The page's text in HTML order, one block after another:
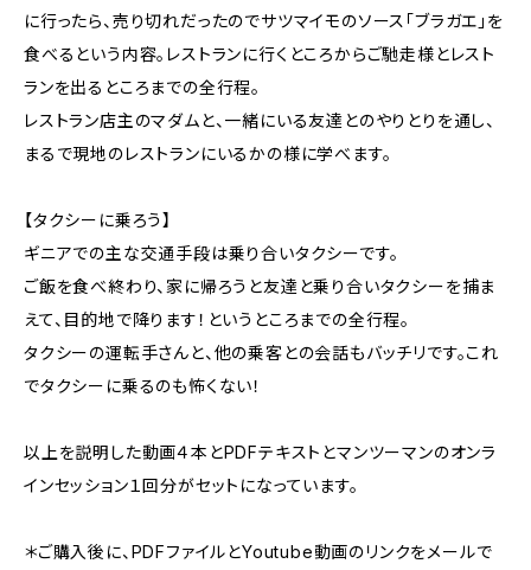
に行ったら、売り切れだったのでサツマイモのソース「ブラガエ」を
食べるという内容。レストランに行くところからご馳走様とレスト
ランを出るところまでの全行程。
レストラン店主のマダムと、一緒にいる友達とのやりとりを通し、
まるで現地のレストランにいるかの様に学べます。
【タクシーに乗ろう】
ギニアでの主な交通手段は乗り合いタクシーです。
ご飯を食べ終わり、家に帰ろうと友達と乗り合いタクシーを捕ま
えて、目的地で降ります！というところまでの全行程。
タクシーの運転手さんと、他の乗客との会話もバッチリです。これ
でタクシーに乗るのも怖くない！
以上を説明した動画４本とPDFテキストとマンツーマンのオンラ
インセッション１回分がセットになっています。
＊ご購入後に、PDFファイルとYoutube動画のリンクをメールで